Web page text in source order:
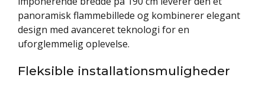
panoramisk flammebillede og kombinerer elegant
design med avanceret teknologi for en
uforglemmelig oplevelse.
Fleksible installationsmuligheder